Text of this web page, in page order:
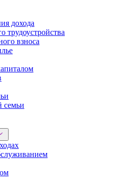
дохода
трудоустройства
взноса
семьи